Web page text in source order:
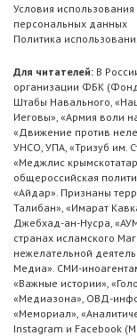
Условия
персональных данных
Политика
Для читателей: В
организации ФБК
Штабы Навального,
Иеговы», «Армия воли
«Движение против
УНСО, УПА, «Тризуб им.
«Меджлис
общероссийская
«Айдар». Признаны
Талибан», «Имарат
Джебхад-ан-Нусра,
странах исламского
нежелательной
Медиа». СМИ-
«Важные истории»,
«Медиазона», ОВД-
«Мемориал»,
Instagram и Facebook